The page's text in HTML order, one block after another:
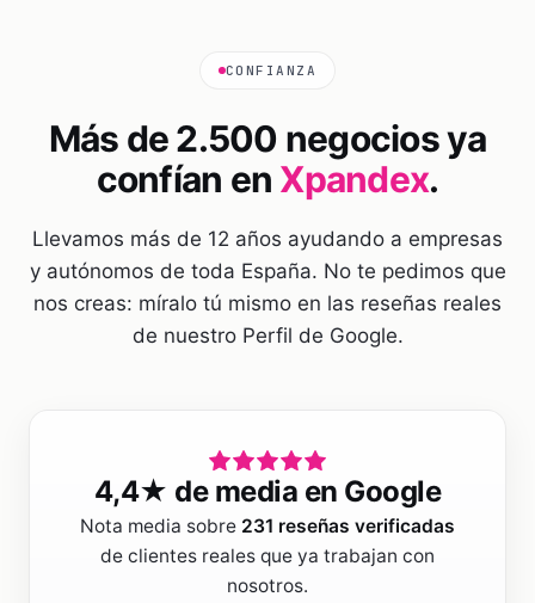
CONFIANZA
Más de 2.500 negocios ya
confían en Xpandex.
Llevamos más de 12 años ayudando a empresas
y autónomos de toda España. No te pedimos que
nos creas: míralo tú mismo en las reseñas reales
de nuestro Perfil de Google.
4,4★ de media en Google
Nota media sobre 231 reseñas verificadas
de clientes reales que ya trabajan con
nosotros.